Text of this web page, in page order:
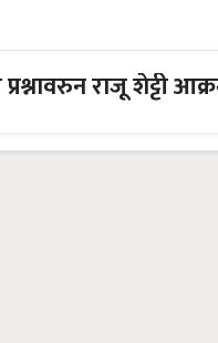
राजू शेट्टी